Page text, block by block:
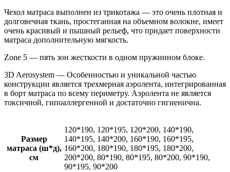
Чехол матраса выполнен из трикотажа — это очень плотная и
долговечная ткань, простеганная на объемном волокне, имеет
очень красивый и пышный рельеф, что придает поверхности
матраса дополнительную мягкость.
Zone 5 — пять зон жесткости в одном пружинном блоке.
3D Aerosystem — Особенностью и уникальной частью
конструкции является трехмерная аэролента, интегрированная
в борт матраса по всему периметру. Аэролента не является
токсичной, гипоаллергенной и достаточно гигиенична.
Размер
матраса (ш*д),
см
120*190, 120*195, 120*200, 140*190,
140*195, 140*200, 160*190, 160*195,
160*200, 180*190, 180*195, 180*200,
200*200, 80*190, 80*195, 80*200, 90*190,
90*195, 90*200